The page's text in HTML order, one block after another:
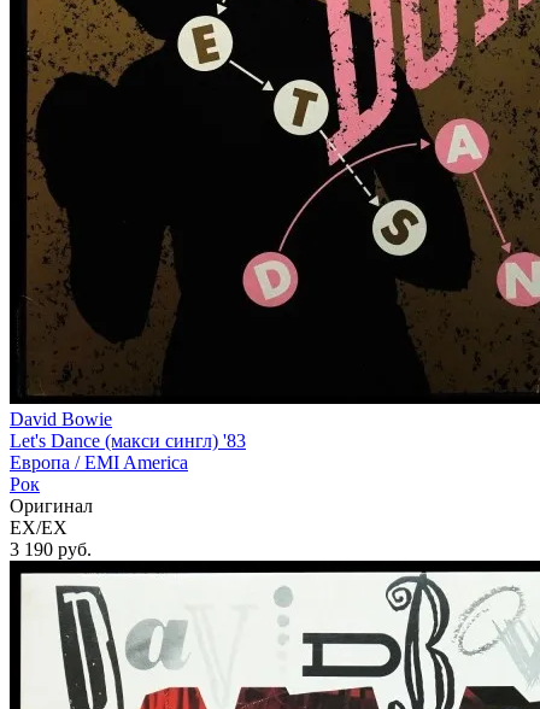
David Bowie
Let's Dance (макси сингл) '83
Европа /EMI America
Рок
Оригинал
EX/EX
3 190 руб.